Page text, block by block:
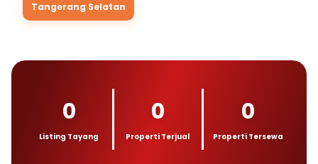
Tangerang Selatan
0
Listing Tayang
0
Properti Terjual
0
Properti Tersewa